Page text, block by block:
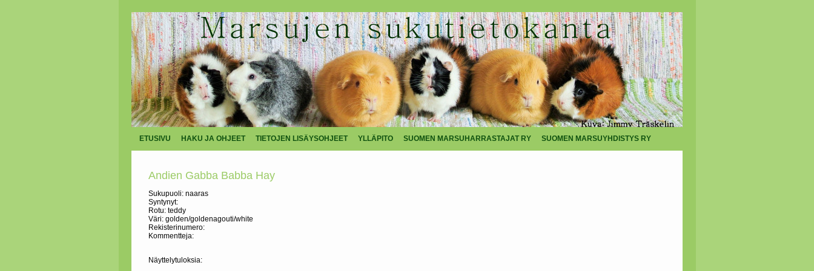
ETUSIVU HAKU JA OHJEET TIETOJEN LISÄYSOHJEET YLLÄPITO SUOMEN MARSUHARRASTAJAT RY SUOMEN MARSUYHDISTYS RY
Andien Gabba Babba Hay
Sukupuoli: naaras
Syntynyt:
Rotu: teddy
Väri: golden/goldenagouti/white
Rekisterinumero:
Kommentteja:
Näyttelytuloksia: